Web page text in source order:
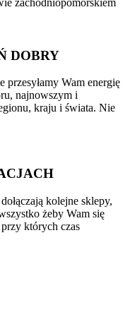
DOBRY
przesyłamy Wam energię
najnowszym i
kraju i świata. Nie
kolejne sklepy,
żeby Wam się
których czas